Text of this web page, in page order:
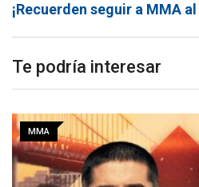
¡Recuerden seguir a MMA al
Te podría interesar
MMA